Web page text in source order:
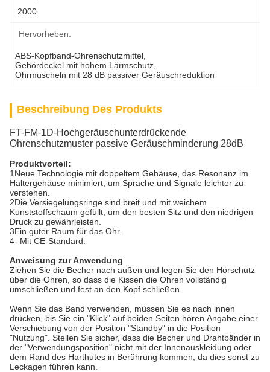
2000
Hervorheben:
ABS-Kopfband-Ohrenschutzmittel
Gehördeckel mit hohem Lärmschutz
Ohrmuscheln mit 28 dB passiver Geräuschreduktion
Beschreibung Des Produkts
FT-FM-1D-Hochgeräuschunterdrückende
Ohrenschutzmuster passive Geräuschminderung 28dB
Produktvorteil:
1Neue Technologie mit doppeltem Gehäuse, das Resonanz im
Haltergehäuse minimiert, um Sprache und Signale leichter zu
verstehen.
2Die Versiegelungsringe sind breit und mit weichem
Kunststoffschaum gefüllt, um den besten Sitz und den niedrigen
Druck zu gewährleisten.
3Ein guter Raum für das Ohr.
4- Mit CE-Standard.
Anweisung zur Anwendung
Ziehen Sie die Becher nach außen und legen Sie den Hörschutz
über die Ohren, so dass die Kissen die Ohren vollständig
umschließen und fest an den Kopf schließen.
Wenn Sie das Band verwenden, müssen Sie es nach innen
drücken, bis Sie ein "Klick" auf beiden Seiten hören.Angabe einer
Verschiebung von der Position "Standby" in die Position
"Nutzung". Stellen Sie sicher, dass die Becher und Drahtbänder in
der "Verwendungsposition" nicht mit der Innenauskleidung oder
dem Rand des Harthutes in Berührung kommen, da dies sonst zu
Leckagen führen kann.